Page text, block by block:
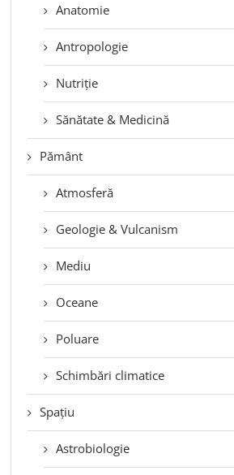
Anatomie
Antropologie
Nutriție
Sănătate & Medicină
Pământ
Atmosferă
Geologie & Vulcanism
Mediu
Oceane
Poluare
Schimbări climatice
Spațiu
Astrobiologie